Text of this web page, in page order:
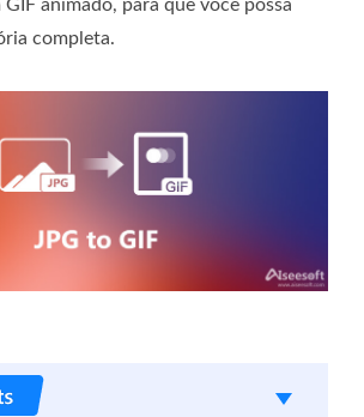
GIF animado, para que você possa
completa.